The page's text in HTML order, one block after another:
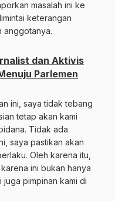
masalah ini ke
keterangan
anggotanya.
dan Aktivis
Parlemen
ini, saya tidak tebang
tetap akan kami
Tidak ada
saya pastikan akan
Oleh karena itu,
ini bukan hanya
juga pimpinan kami di